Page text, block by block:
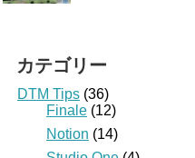
カテゴリー
DTM Tips (36)
Finale (12)
Notion (14)